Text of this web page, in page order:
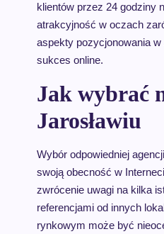
klientów przez 24 godziny
atrakcyjność w oczach
aspekty pozycjonowania
sukces online.
Jak wybrać
Jarosławiu
Wybór odpowiedniej
swoją obecność w
zwrócenie uwagi na kilka
referencjami od innych
rynkowym może być